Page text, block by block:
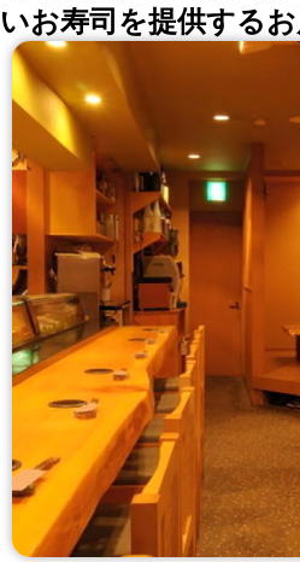
いお寿司を提供するお